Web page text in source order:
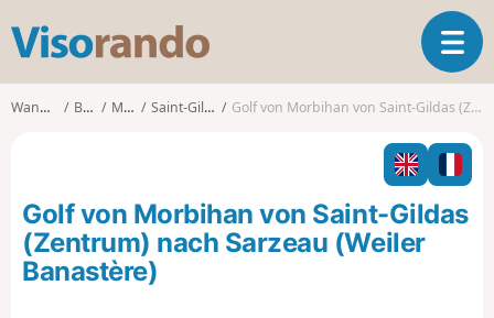
s
o
T
o
g
l
n
a
Wanderungen Bretagne Morbihan Saint-Gildas-de-Rhuys Golf von Morbihan von Saint-Gildas (Zentrum) nach Sarzeau (Weiler Banastère)
Golf von Morbihan von Saint-Gildas
(Zentrum) nach Sarzeau (Weiler
Banastère)